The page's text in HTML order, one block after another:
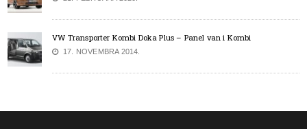
VW Transporter Kombi Doka Plus – Panel van i Kombi
17. NOVEMBRA 2014.